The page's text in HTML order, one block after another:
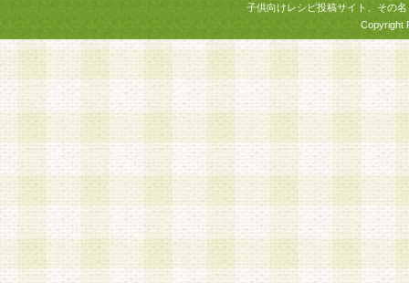
子供向けレシピ投稿サイト、その
Copyright